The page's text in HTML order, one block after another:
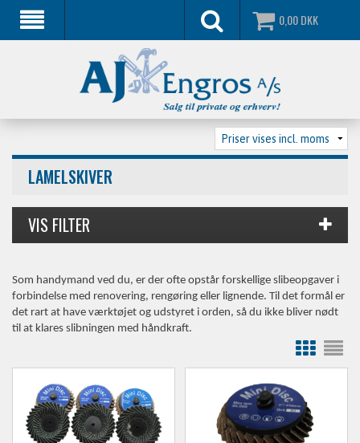
0,00DKK
LAMELSKIVER
Som handymand ved du, er der ofte opstår forskellige slibeopgaver i
forbindelse med renovering, rengøring eller lignende. Til det formål er
det rart at have værktøjet og udstyret i orden, så du ikke bliver nødt
til at klares slibningen med håndkraft.